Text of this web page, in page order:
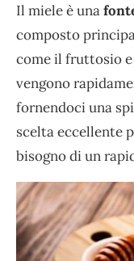
Il miele è una
composto
come il fruttosio
vengono
fornendoci una
scelta eccellente
bisogno di un